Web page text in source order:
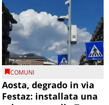
COMUNI
Aosta, degrado in via
Festaz: installata una